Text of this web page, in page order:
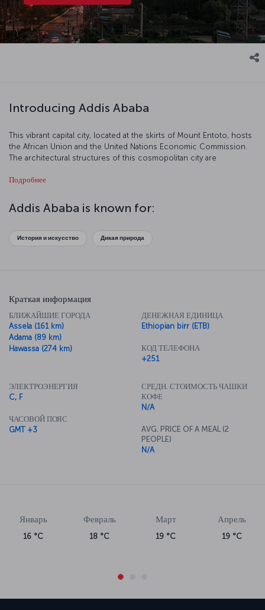
Introducing Addis Ababa
This vibrant capital city, located at the skirts of Mount Entoto, hosts
the African Union and the United Nations Economic Commission.
The architectural structures of this cosmopolitan city are
Подробнее
Addis Ababa is known for:
История и искусство Дикая природа
Краткая информация
БЛИЖАЙШИЕ ГОРОДА
Assela (161 km)
Adama (89 km)
Hawassa (274 km)
ДЕНЕЖНАЯ ЕДИНИЦА
Ethiopian birr (ETB)
КОД ТЕЛЕФОНА
+251
ЭЛЕКТРОЭНЕРГИЯ
C, F
ЧАСОВОЙ ПОЯС
GMT +3
СРЕДН. СТОИМОСТЬ ЧАШКИ
КОФЕ
N/A
AVG. PRICE OF A MEAL (2
PEOPLE)
N/A
Январь
16 °C
Февраль
18 °C
Март
19 °C
Апрель
19 °C